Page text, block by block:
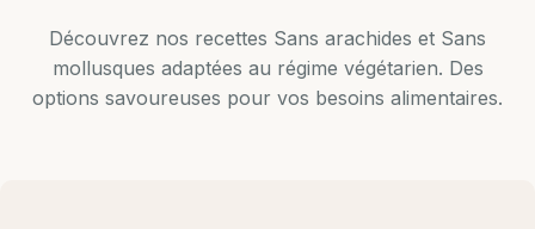
Découvrez nos recettes Sans arachides et Sans
mollusques adaptées au régime végétarien. Des
options savoureuses pour vos besoins alimentaires.